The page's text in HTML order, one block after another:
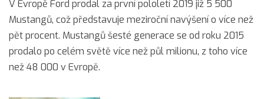
V Evropě Ford prodal za první pololetí 2019 již 5 500
Mustangů, což představuje meziroční navýšení o více než
pět procent. Mustangů šesté generace se od roku 2015
prodalo po celém světě více než půl milionu, z toho více
než 48 000 v Evropě.